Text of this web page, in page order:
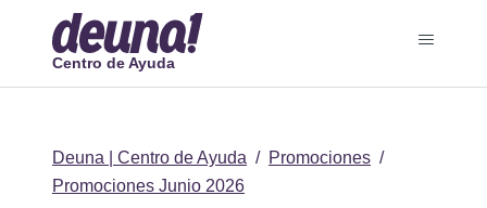
Centro de Ayuda
Deuna | Centro de Ayuda
Promociones
Promociones Junio 2026